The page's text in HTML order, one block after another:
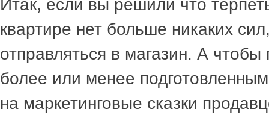
Итак, если вы решили что
квартире нет больше никаких
отправляться в магазин. А чтобы
более или менее
на маркетинговые сказки